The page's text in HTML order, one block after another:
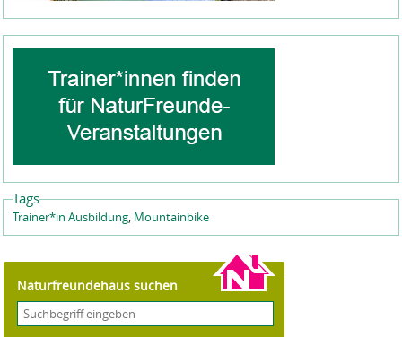
Tags
Trainer*in Ausbildung Mountainbike
Naturfreundehaus suchen